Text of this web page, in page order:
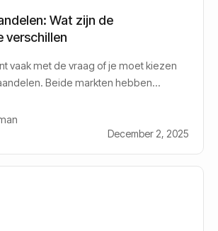
Wat zijn de
verschillen
vaak met de vraag of je moet kiezen
Beide markten hebben
op bedrijfsresultaten vertrouwt crypto
en netwerkgebruik.December 2, 2025